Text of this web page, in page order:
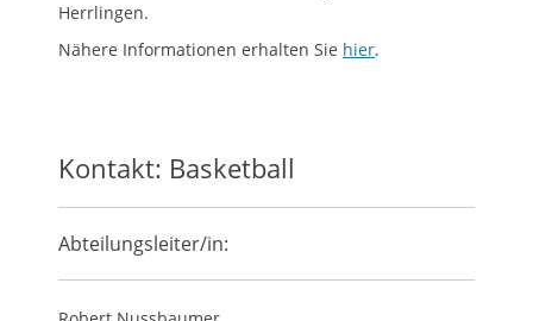
Herrlingen.
Nähere Informationen erhalten Sie hier.
Kontakt: Basketball
Abteilungsleiter/in: